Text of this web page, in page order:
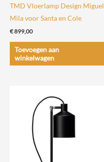
TMD Vloerlamp Design Miguel
Mila voor Santa en Cole
€899,00
Toevoegen aan
winkelwagen